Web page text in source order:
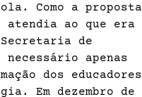
Como a proposta
atendia ao que era
de
apenas
dos educadores
Em dezembro de